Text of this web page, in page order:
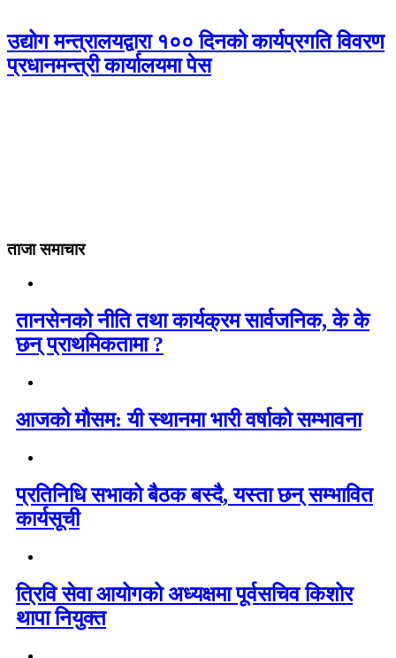
उद्योग मन्त्रालयद्वारा १०० दिनको कार्यप्रगति विवरण
प्रधानमन्त्री कार्यालयमा पेस
ताजा समाचार
तानसेनको नीति तथा कार्यक्रम सार्वजनिक, के के
छन् प्राथमिकतामा ?
आजको मौसम: यी स्थानमा भारी वर्षाको सम्भावना
प्रतिनिधि सभाको बैठक बस्दै, यस्ता छन् सम्भावित
कार्यसूची
त्रिवि सेवा आयोगको अध्यक्षमा पूर्वसचिव किशोर
थापा नियुक्त